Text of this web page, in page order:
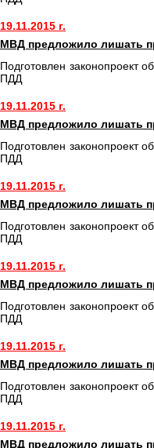
19.11.2015 г.
МВД предложило лишать
Подготовлен законопроект
ПДД
19.11.2015 г.
МВД предложило лишать
Подготовлен законопроект
ПДД
19.11.2015 г.
МВД предложило лишать
Подготовлен законопроект
ПДД
19.11.2015 г.
МВД предложило лишать
Подготовлен законопроект
ПДД
19.11.2015 г.
МВД предложило лишать
Подготовлен законопроект
ПДД
19.11.2015 г.
МВД предложило лишать